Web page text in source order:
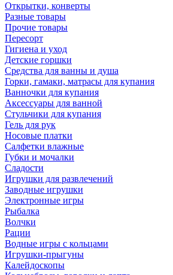
Открытки, конверты
Разные товары
Прочие товары
Пересорт
Гигиена и уход
Детские горшки
Средства для ванны и душа
Горки, гамаки, матрасы для купания
Ванночки для купания
Аксессуары для ванной
Стульчики для купания
Гель для рук
Носовые платки
Салфетки влажные
Губки и мочалки
Сладости
Игрушки для развлечений
Заводные игрушки
Электронные игры
Рыбалка
Волчки
Рации
Водные игры с кольцами
Игрушки-прыгуны
Калейдоскопы